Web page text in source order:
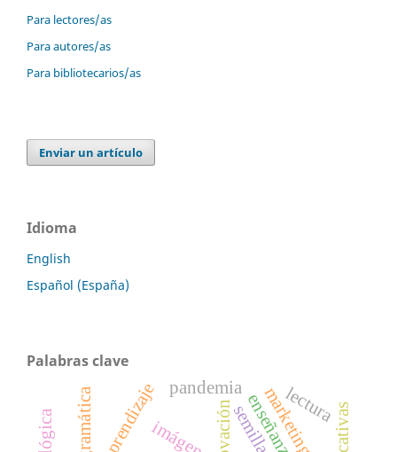
Para lectores/as
Para autores/as
Para bibliotecarios/as
Enviar un artículo
Idioma
English
Español (España)
Palabras clave
semillas
aprendizaje
gramática enseñanza
marketing
pandemia lectura